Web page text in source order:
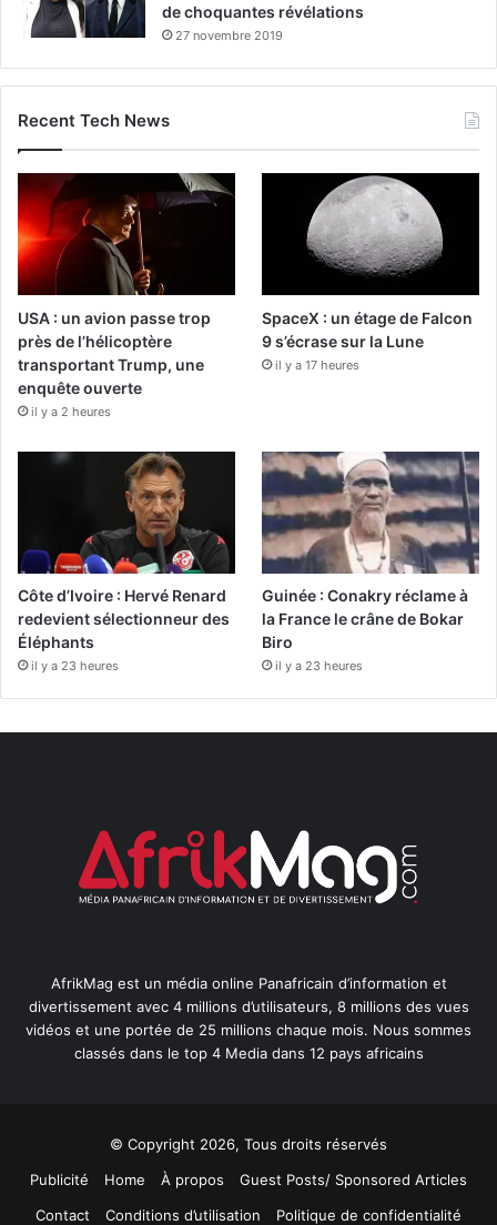
de choquantes révélations
27 novembre 2019
Recent Tech News
USA : un avion passe trop
près de l’hélicoptère
transportant Trump, une
enquête ouverte
il y a 2 heures
SpaceX : un étage de Falcon
9 s’écrase sur la Lune
il y a 17 heures
Côte d’Ivoire : Hervé Renard
redevient sélectionneur des
Éléphants
il y a 23 heures
Guinée : Conakry réclame à
la France le crâne de Bokar
Biro
il y a 23 heures
AfrikMag est un média online Panafricain d’information et
divertissement avec 4 millions d’utilisateurs, 8 millions des vues
vidéos et une portée de 25 millions chaque mois. Nous sommes
classés dans le top 4 Media dans 12 pays africains
© Copyright 2026, Tous droits réservés
Publicité
Home À propos
Guest Posts/ Sponsored Articles
Contact
Conditions d’utilisation Politique de confidentialité